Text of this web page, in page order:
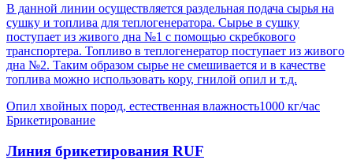
В данной линии осуществляется раздельная подача сырья на
сушку и топлива для теплогенератора. Сырье в сушку
поступает из живого дна №1 с помощью скребкового
транспортера. Топливо в теплогенератор поступает из живого
дна №2. Таким образом сырье не смешивается и в качестве
топлива можно использовать кору, гнилой опил и т.д.
Опил хвойных пород, естественная влажность1000 кг/час
Брикетирование
Линия брикетирования RUF